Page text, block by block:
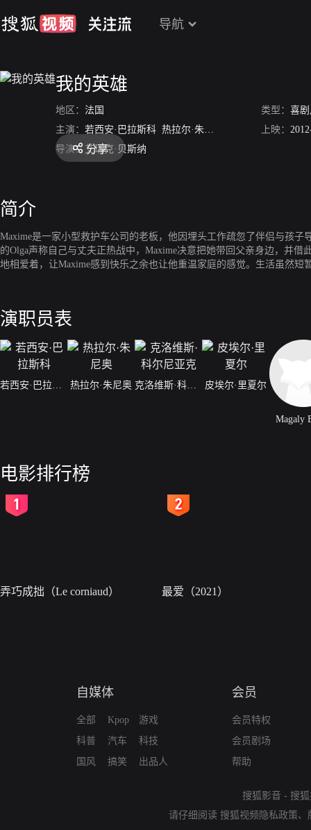
导航
我的英雄
地区： 法国 类型： 喜
主演： 若西安·巴拉斯科 热拉尔·朱尼奥 克洛维斯·科尔尼
上映：
导演： 艾瑞克·贝斯纳
分享
简介
Maxime是一家小型救护车公司的老板，他因埋头工作疏忽了伴侣与孩
的Olga声称自己与丈夫正热战中，Maxime决意把她带回父亲身边，并
地相爱着，让Maxime感到快乐之余也让他重温家庭的感觉。生活虽然
演职员表
若西安·巴拉斯科 热拉尔·朱尼奥 克洛维斯·科尔尼亚克 皮埃尔·里夏尔
Magaly
电影排行榜
弄巧成拙（Le corniaud） 最爱（2021）
自媒体
全部
科普
国风
Kpop
汽车
搞笑
游戏
科技
出品人
会员
会员特权
会员剧场
帮助
搜狐影音 - 搜
请仔细阅读 搜狐视频隐私政策、